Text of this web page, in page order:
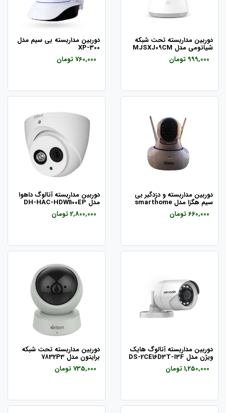
دوربین مداربسته تحت شبکه
شیائومی مدل MJSXJ09CM
999,000 تومان
دوربین مداربسته بی سیم مدل
XP-300
760,000 تومان
دوربین مداربسته و دزدگیر بی
سیم هگزا مدل smarthome
660,000 تومان
دوربین مداربسته آنالوگ داهوا
مدل DH-HAC-HDW1100EP
2,800,000 تومان
دوربین مداربسته آنالوگ هایک
ویژن مدل DS-2CE16D3T-I3F
1,250,000 تومان
دوربین مداربسته تحت شبکه
برایتون مدل 7832P3
735,000 تومان